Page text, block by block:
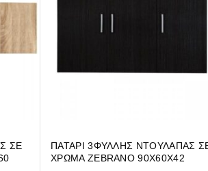
ΣΕ
ΠΑΤΑΡΙ 3ΦΥΛΛΗΣ ΝΤΟΥΛΑΠΑΣ
ΧΡΩΜΑ ZEBRANO 90Χ60Χ42